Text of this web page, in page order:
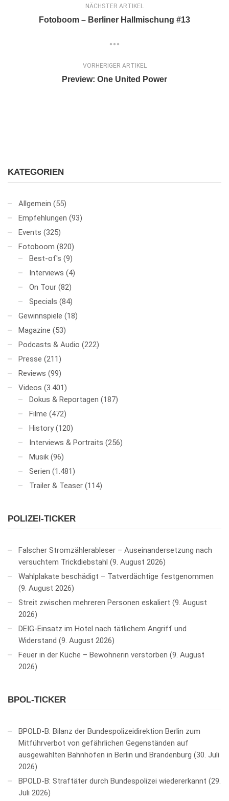
NÄCHSTER ARTIKEL
Fotoboom – Berliner Hallmischung #13
VORHERIGER ARTIKEL
Preview: One United Power
KATEGORIEN
Allgemein (55)
Empfehlungen (93)
Events (325)
Fotoboom (820)
Best-of's (9)
Interviews (4)
On Tour (82)
Specials (84)
Gewinnspiele (18)
Magazine (53)
Podcasts & Audio (222)
Presse (211)
Reviews (99)
Videos (3.401)
Dokus & Reportagen (187)
Filme (472)
History (120)
Interviews & Portraits (256)
Musik (96)
Serien (1.481)
Trailer & Teaser (114)
POLIZEI-TICKER
Falscher Stromzählerableser – Auseinandersetzung nach
versuchtem Trickdiebstahl 9. August 2026
Wahlplakate beschädigt – Tatverdächtige festgenommen
9. August 2026
Streit zwischen mehreren Personen eskaliert 9. August
2026
DEIG-Einsatz im Hotel nach tätlichem Angriff und
Widerstand 9. August 2026
Feuer in der Küche – Bewohnerin verstorben 9. August
2026
BPOL-TICKER
BPOLD-B: Bilanz der Bundespolizeidirektion Berlin zum
Mitführverbot von gefährlichen Gegenständen auf
ausgewählten Bahnhöfen in Berlin und Brandenburg 30. Juli
2026
BPOLD-B: Straftäter durch Bundespolizei wiedererkannt
29.
Juli 2026